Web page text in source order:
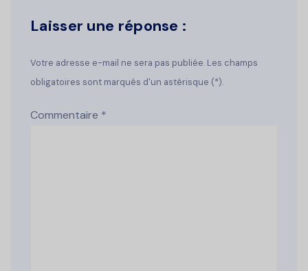
Laisser une réponse :
Votre adresse e-mail ne sera pas publiée. Les champs
obligatoires sont marqués d'un astérisque (*).
Commentaire *